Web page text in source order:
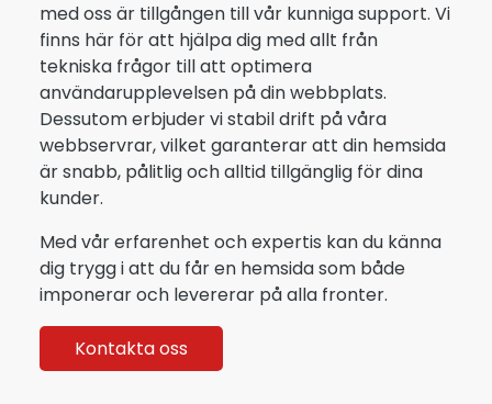
med oss är tillgången till vår kunniga support. Vi
finns här för att hjälpa dig med allt från
tekniska frågor till att optimera
användarupplevelsen på din webbplats.
Dessutom erbjuder vi stabil drift på våra
webbservrar, vilket garanterar att din hemsida
är snabb, pålitlig och alltid tillgänglig för dina
kunder.
Med vår erfarenhet och expertis kan du känna
dig trygg i att du får en hemsida som både
imponerar och levererar på alla fronter.
Kontakta oss